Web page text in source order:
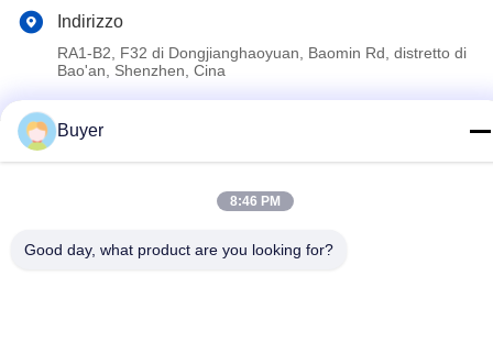
Indirizzo
RA1-B2, F32 di Dongjianghaoyuan, Baomin Rd, distretto di
Bao'an, Shenzhen, Cina
2026 Shenzhen Meigaolan Electronic Instrument Co. Ltd Tutti i
Buyer
8:46 PM
Good day, what product are you looking for?